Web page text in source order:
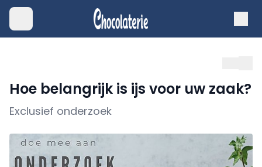
Hoe belangrijk is ijs voor uw zaak?
Exclusief onderzoek